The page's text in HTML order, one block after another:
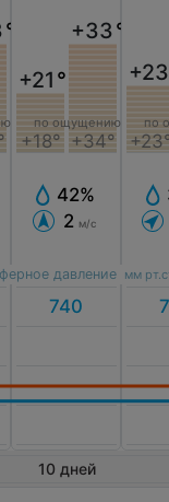
°
+21 °
+18°
+33°
+34°
по ощущению
42%
2 м/с
+23
по
давление мм
10 дней